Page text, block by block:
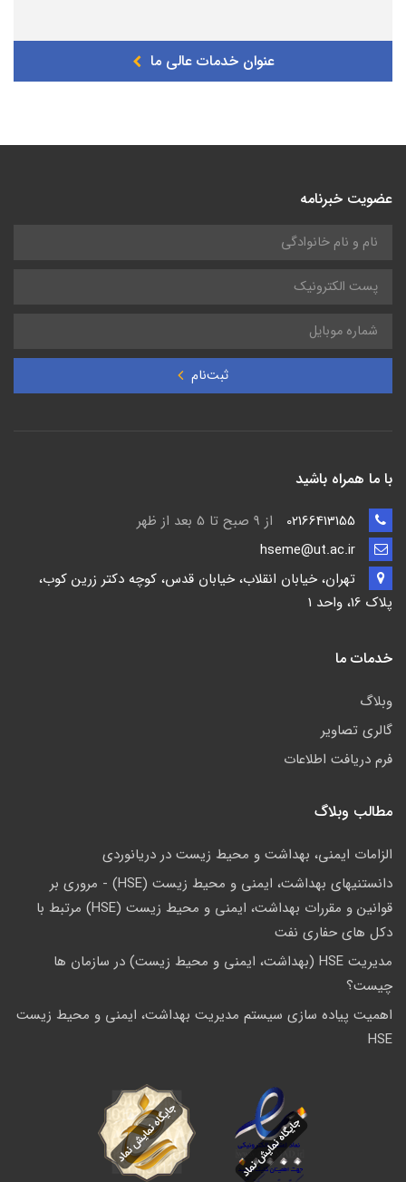
عنوان خدمات عالی ما
عضویت خبرنامه
ثبت‌نام
با ما همراه باشید
از 9 صبح تا 5 بعد از ظهر
تهران، خیابان انقلاب، خیابان قدس، کوچه دکتر زرین کوب،
پلاک 16، واحد 1
خدمات ما
وبلاگ
گالری تصاویر
فرم دریافت اطلاعات
مطالب وبلاگ
الزامات ایمنی، بهداشت و محیط زیست در دریانوردی
دانستنیهای بهداشت، ایمنی و محیط زیست (HSE) - مروری بر
قوانین و مقررات بهداشت، ایمنی و محیط زیست (HSE) مرتبط با
دکل های حفاری نفت
مدیریت HSE (بهداشت، ایمنی و محیط زیست) در سازمان ها
چیست؟
اهمیت پیاده سازی سیستم مدیریت بهداشت، ایمنی و محیط زیست
HSE